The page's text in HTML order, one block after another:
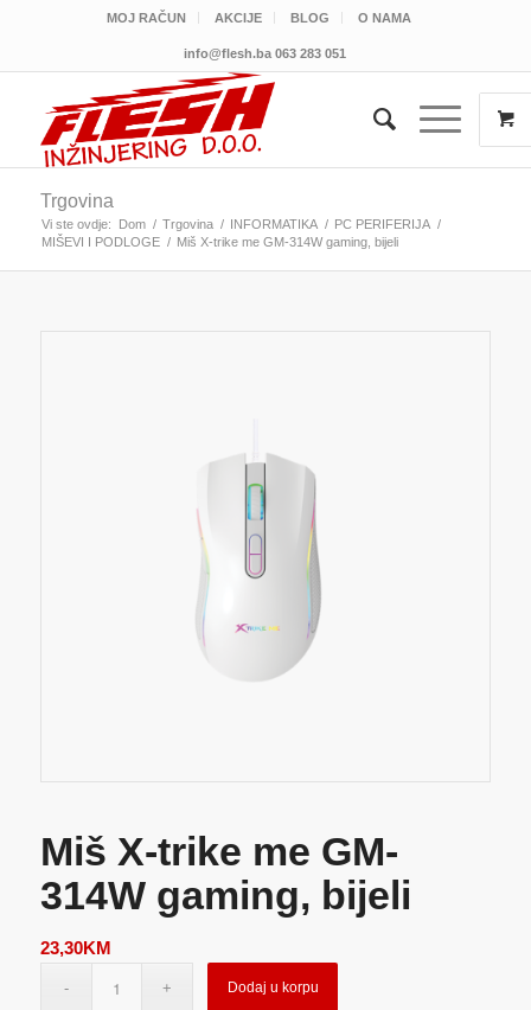
MOJ RAČUN AKCIJE BLOG O NAMA
info@flesh.ba 063 283 051
Trgovina
Vi ste ovdje: Dom / Trgovina / INFORMATIKA / PC PERIFERIJA /
MIŠEVI I PODLOGE / Miš X-trike me GM-314W gaming, bijeli
Miš X-trike me GM-
314W gaming, bijeli
23,30KM
Dodaj u korpu